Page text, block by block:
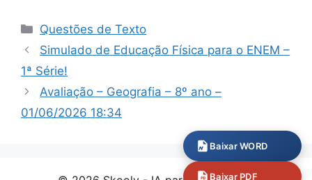
Categorias
Questões de Texto
Simulado de Educação Física para o ENEM –
1ª Série!
Avaliação – Geografia – 8º ano –
01/06/2026 18:34
Baixar WORD
Baixar PDF